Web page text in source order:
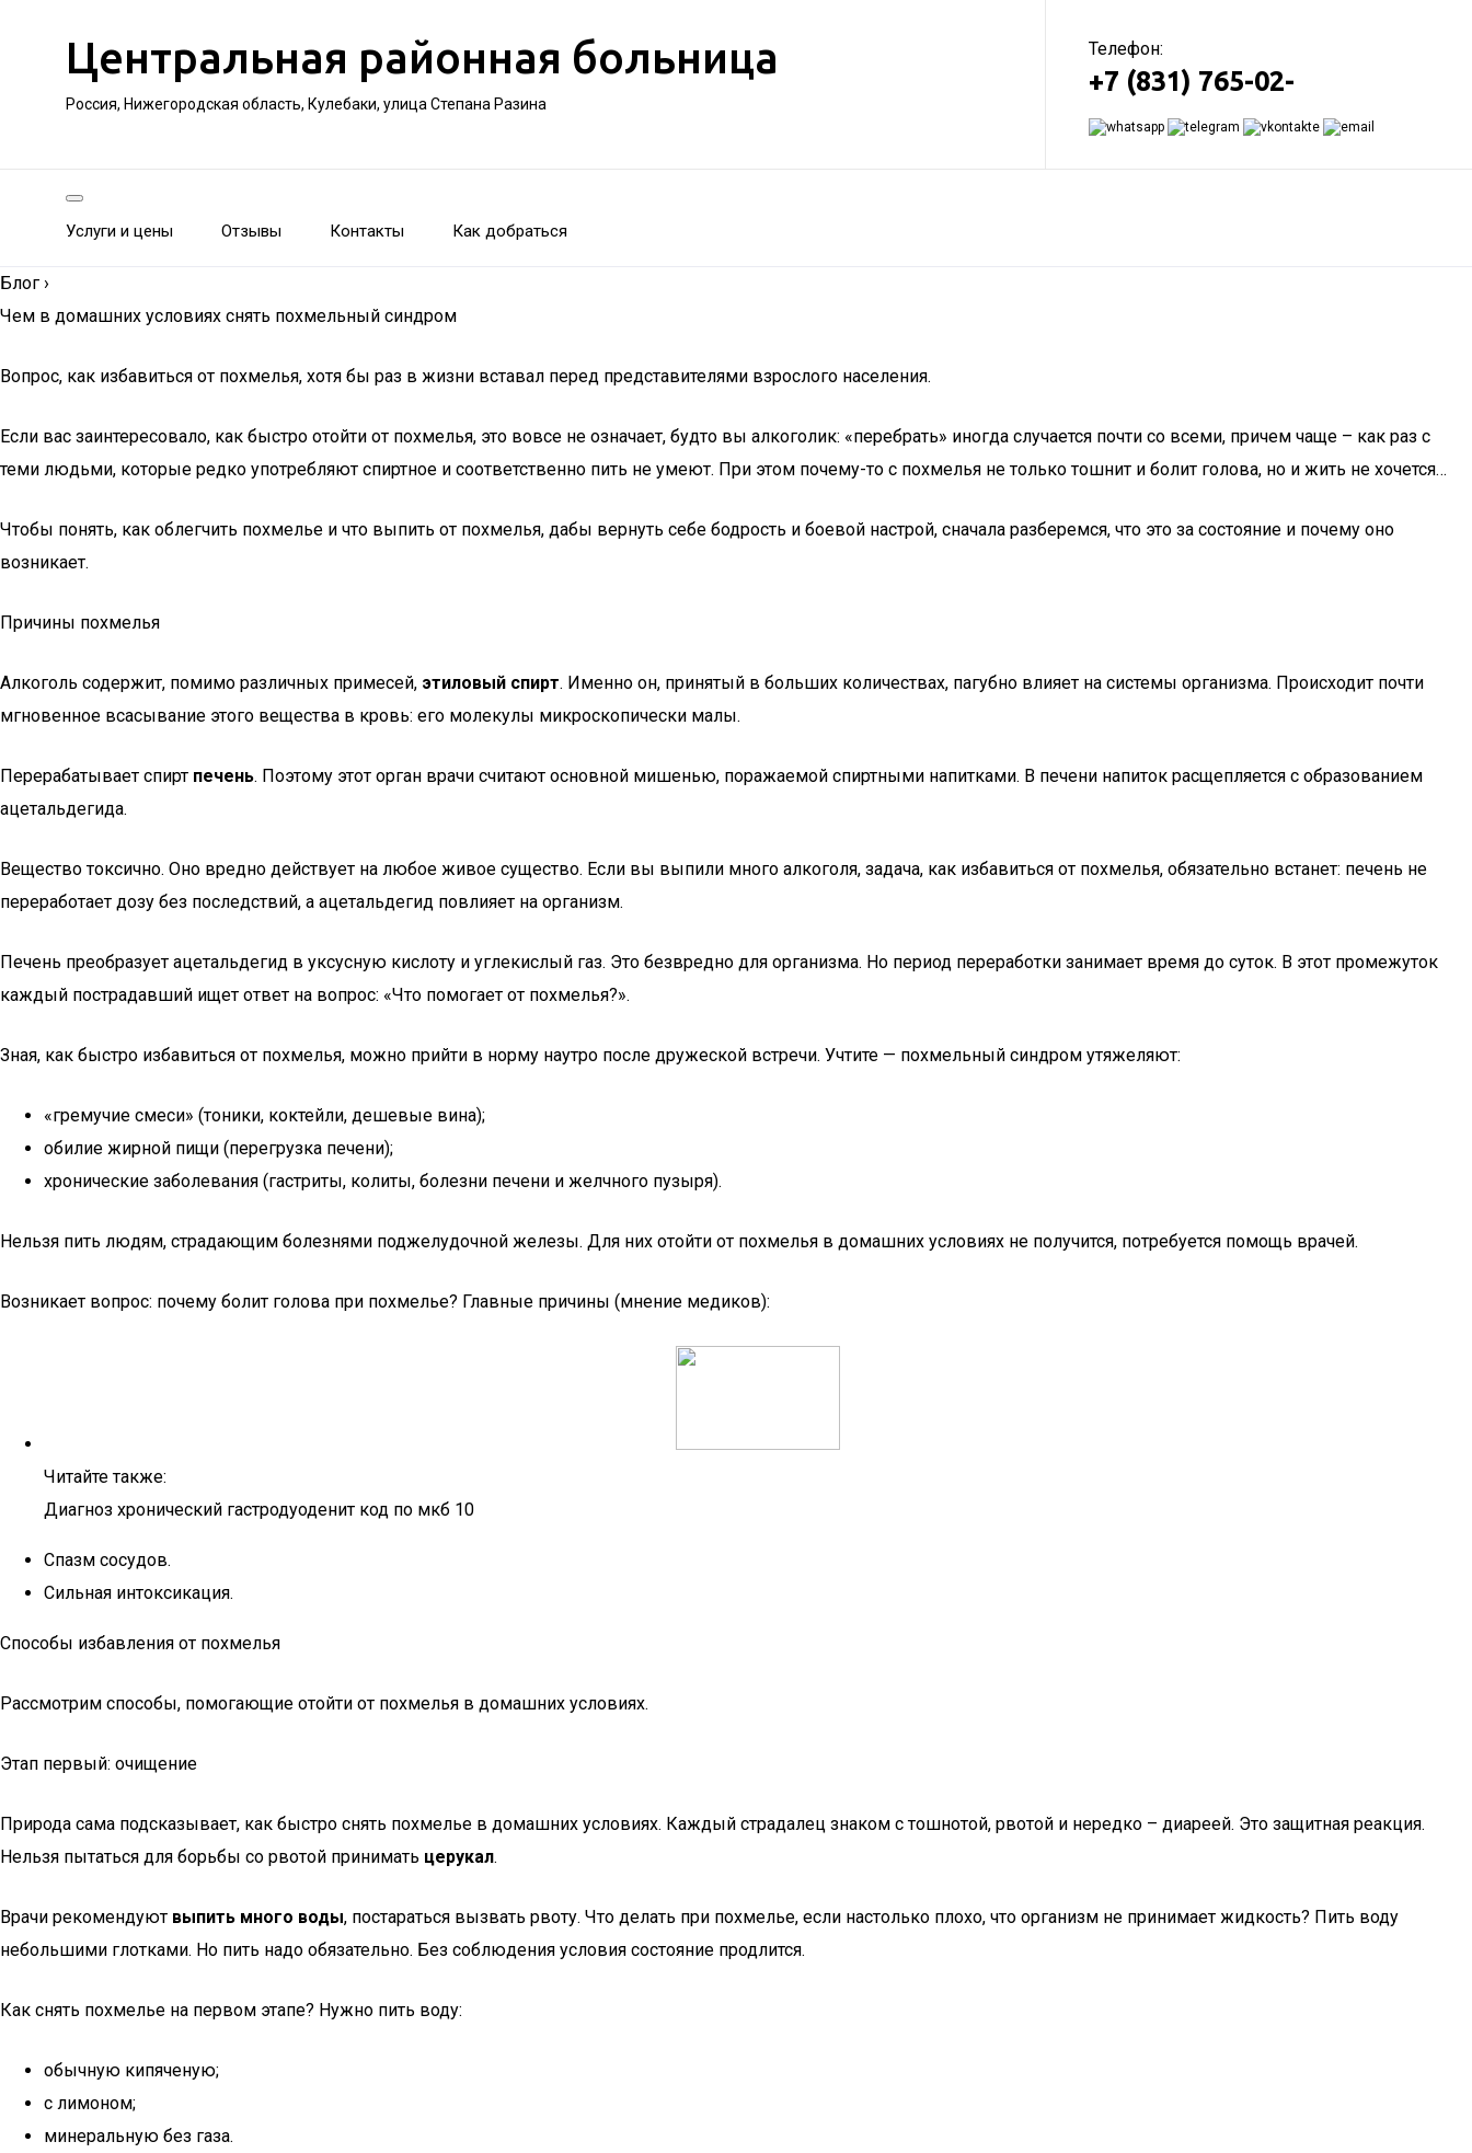
Центральная районная больница
Россия, Нижегородская область, Кулебаки, улица Степана Разина
Телефон:
+7 (831) 765-02-
Услуги и цены Отзывы Контакты Как добраться
Блог ›
Чем в домашних условиях снять похмельный синдром
Вопрос, как избавиться от похмелья, хотя бы раз в жизни вставал перед представителями взрослого населения.
Если вас заинтересовало, как быстро отойти от похмелья, это вовсе не означает, будто вы алкоголик: «перебрать» иногда случается почти со всеми, причем чаще – как раз с
теми людьми, которые редко употребляют спиртное и соответственно пить не умеют. При этом почему-то с похмелья не только тошнит и болит голова, но и жить не хочется…
Чтобы понять, как облегчить похмелье и что выпить от похмелья, дабы вернуть себе бодрость и боевой настрой, сначала разберемся, что это за состояние и почему оно
возникает.
Причины похмелья
Алкоголь содержит, помимо различных примесей, этиловый спирт. Именно он, принятый в больших количествах, пагубно влияет на системы организма. Происходит почти
мгновенное всасывание этого вещества в кровь: его молекулы микроскопически малы.
Перерабатывает спирт печень. Поэтому этот орган врачи считают основной мишенью, поражаемой спиртными напитками. В печени напиток расщепляется с образованием
ацетальдегида.
Вещество токсично. Оно вредно действует на любое живое существо. Если вы выпили много алкоголя, задача, как избавиться от похмелья, обязательно встанет: печень не
переработает дозу без последствий, а ацетальдегид повлияет на организм.
Печень преобразует ацетальдегид в уксусную кислоту и углекислый газ. Это безвредно для организма. Но период переработки занимает время до суток. В этот промежуток
каждый пострадавший ищет ответ на вопрос: «Что помогает от похмелья?».
Зная, как быстро избавиться от похмелья, можно прийти в норму наутро после дружеской встречи. Учтите — похмельный синдром утяжеляют:
«гремучие смеси» (тоники, коктейли, дешевые вина);
обилие жирной пищи (перегрузка печени);
хронические заболевания (гастриты, колиты, болезни печени и желчного пузыря).
Нельзя пить людям, страдающим болезнями поджелудочной железы. Для них отойти от похмелья в домашних условиях не получится, потребуется помощь врачей.
Возникает вопрос: почему болит голова при похмелье? Главные причины (мнение медиков):
Читайте также:
Диагноз хронический гастродуоденит код по мкб 10
Спазм сосудов.
Сильная интоксикация.
Способы избавления от похмелья
Рассмотрим способы, помогающие отойти от похмелья в домашних условиях.
Этап первый: очищение
Природа сама подсказывает, как быстро снять похмелье в домашних условиях. Каждый страдалец знаком с тошнотой, рвотой и нередко – диареей. Это защитная реакция.
Нельзя пытаться для борьбы со рвотой принимать церукал.
Врачи рекомендуют выпить много воды, постараться вызвать рвоту. Что делать при похмелье, если настолько плохо, что организм не принимает жидкость? Пить воду
небольшими глотками. Но пить надо обязательно. Без соблюдения условия состояние продлится.
Как снять похмелье на первом этапе? Нужно пить воду:
обычную кипяченую;
с лимоном;
минеральную без газа.